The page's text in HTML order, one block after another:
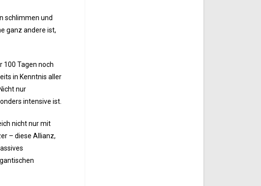
schlimmen und
ganz andere ist,
100 Tagen noch
in Kenntnis aller
nur
intensive ist.
nicht nur mit
– diese Allianz,